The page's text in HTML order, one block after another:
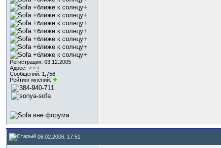
Регистрация: 03.12.2005
Адрес: ♂♂♀
Сообщений: 1,756
Рейтинг мнений:
06.02.2006, 17:51